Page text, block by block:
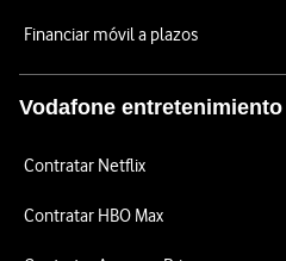
Financiar móvil a plazos
Vodafone entretenimiento
Contratar Netflix
Contratar HBO Max